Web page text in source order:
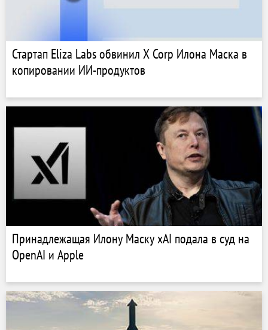
Стартап Eliza Labs обвинил X Corp Илона Маска в
копировании ИИ-продуктов
Принадлежащая Илону Маску xAI подала в суд на
OpenAI и Apple